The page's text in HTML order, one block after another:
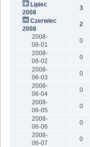
Lipiec
2008
3
Czerwiec
2008
2
2008-
06-01
0
2008-
06-02
0
2008-
06-03
0
2008-
06-04
0
2008-
06-05
0
2008-
06-06
0
2008-
06-07
0